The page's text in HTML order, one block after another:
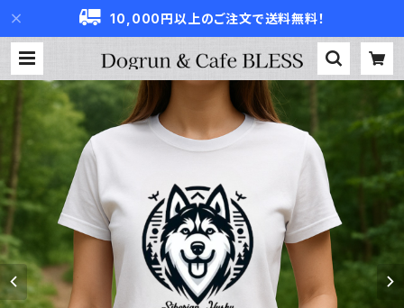
10,000円以上のご注文で送料無料！